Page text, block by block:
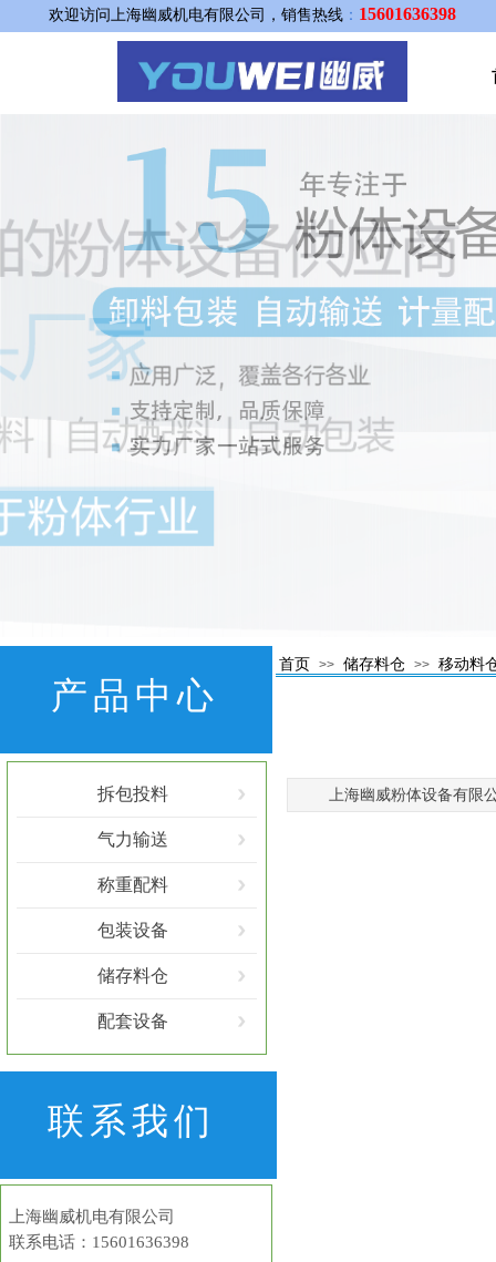
欢迎访问上海幽威机电有限公司，销售热线 ： 15601636398
首页 >> 储存料仓 >> 移动料
产品中心
上海幽威粉体设备有限
拆包投料
气力输送
称重配料
包装设备
储存料仓
配套设备
联系我们
上海幽威机电有限公司
联系电话：15601636398